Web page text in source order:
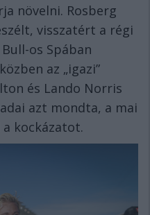
növelni. Rosberg
visszatért a régi
os Spában
az „igazi”
és Lando Norris
azt mondta, a mai
kockázatot.